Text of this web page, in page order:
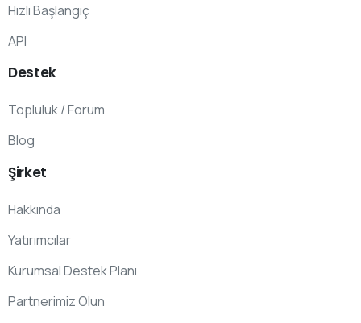
Hızlı Başlangıç
API
Destek
Topluluk / Forum
Blog
Şirket
Hakkında
Yatırımcılar
Kurumsal Destek Planı
Partnerimiz Olun